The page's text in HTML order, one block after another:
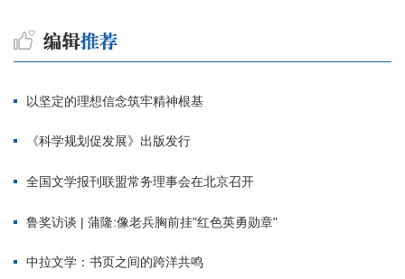
以坚定的理想信念筑牢精神根基
《科学规划促发展》出版发行
全国文学报刊联盟常务理事会在北京召开
鲁奖访谈 | 蒲隆:像老兵胸前挂"红色英勇勋章"
中拉文学：书页之间的跨洋共鸣